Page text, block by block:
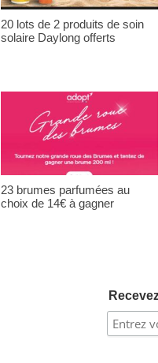
20 lots de 2 produits de soin
solaire Daylong offerts
23 brumes parfumées au
choix de 14€ à gagner